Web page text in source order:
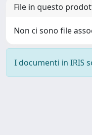
File in questo
Non ci sono file
I documenti in IRIS